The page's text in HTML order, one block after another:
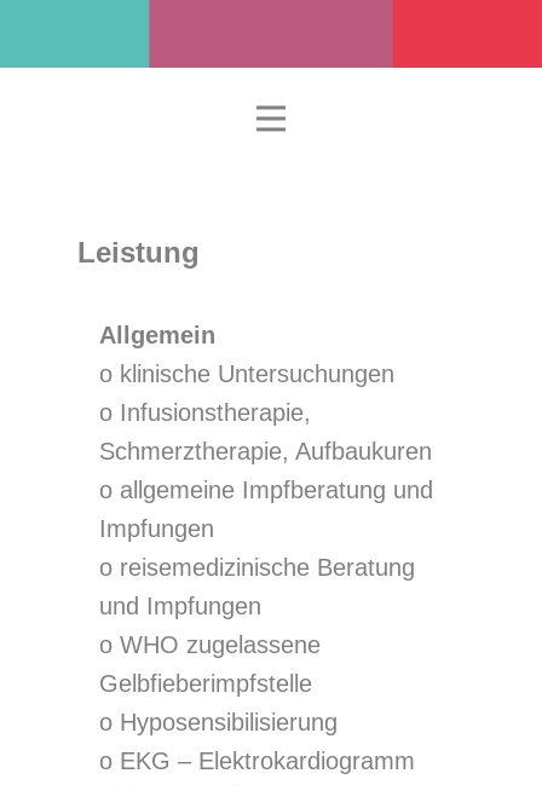
Leistung
Allgemein
o klinische Untersuchungen
o Infusionstherapie,
Schmerztherapie, Aufbaukuren
o allgemeine Impfberatung und
Impfungen
o reisemedizinische Beratung
und Impfungen
o WHO zugelassene
Gelbfieberimpfstelle
o Hyposensibilisierung
o EKG – Elektrokardiogramm